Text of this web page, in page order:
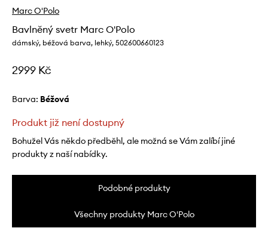
Marc O'Polo
Bavlněný svetr Marc O'Polo
dámský, béžová barva, lehký, 502600660123
2999 Kč
Barva: béžová
Produkt již není dostupný
Bohužel Vás někdo předběhl, ale možná se Vám zalíbí jiné
produkty z naší nabídky.
Podobné produkty
Všechny produkty Marc O'Polo